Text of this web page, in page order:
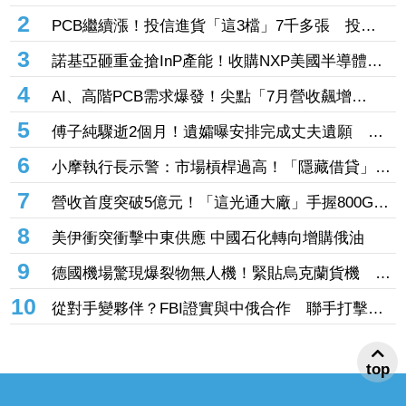
1
緯創發股利二度延遲 若疏失嚴重恐將收回自辦股
務資格
2
PCB繼續漲！投信進貨「這3檔」7千多張 投
33.49億元連5天進場臻鼎
3
諾基亞砸重金搶InP產能！收購NXP美國半導體工
廠 瞄準AI資料中心需求
4
AI、高階PCB需求爆發！尖點「7月營收飆增
102%」連5個月寫單月新高 積極擴充產能
5
傅子純驟逝2個月！遺孀曝安排完成丈夫遺願 淚
憶他曾為「這件事」穿戲服衝回家
6
小摩執行長示警：市場槓桿過高！「隱藏借貸」恐
放大市場波動
7
營收首度突破5億元！「這光通大廠」手握800G、
1.6T高速光模組題材 7月財報年增176.54%
8 美伊衝突衝擊中東供應 中國石化轉向增購俄油
9
德國機場驚現爆裂物無人機！緊貼烏克蘭貨機 內
從對手變夥伴？FBI證實與中俄合作 聯手打擊跨
國犯罪
top